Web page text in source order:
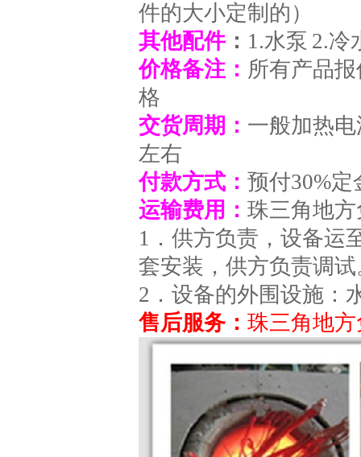
件的大小定制的）
其他配件： 1.水泵 2.
价格备注： 所有产品
格
交货周期： 一般加热
左右
付款方式： 预付30%
运输费用： 珠三角地
1．供方负责，设备运
套安装，供方负责调试
2．设备的外围设施：
售后服务： 珠三角地